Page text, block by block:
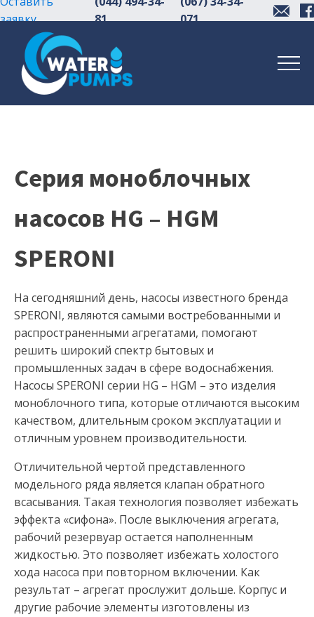
заявку
81
071
Серия моноблочных
насосов HG – HGM
SPERONI
На сегодняшний день, насосы известного бренда
SPERONI, являются самыми востребованными и
распространенными агрегатами, помогают
решить широкий спектр бытовых и
промышленных задач в сфере водоснабжения.
Насосы SPERONI серии HG – HGM – это изделия
моноблочного типа, которые отличаются высоким
качеством, длительным сроком эксплуатации и
отличным уровнем производительности.
Отличительной чертой представленного
модельного ряда является клапан обратного
всасывания. Такая технология позволяет избежать
эффекта «сифона». После выключения агрегата,
рабочий резервуар остается наполненным
жидкостью. Это позволяет избежать холостого
хода насоса при повторном включении. Как
результат – агрегат прослужит дольше. Корпус и
другие рабочие элементы изготовлены из